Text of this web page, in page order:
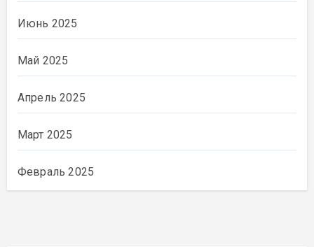
Июнь 2025
Май 2025
Апрель 2025
Март 2025
Февраль 2025